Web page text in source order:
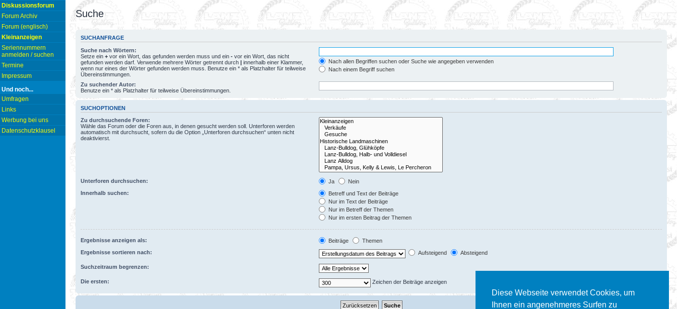
Diese Webseite verwendet Cookies, um
Ihnen ein angenehmeres Surfen zu
Diskussionsforum
Forum Archiv
Forum (englisch)
Kleinanzeigen
Seriennummern
anmelden / suchen
Termine
Impressum
Und noch...
Umfragen
Links
Werbung bei uns
Datenschutzklausel
Suche
SUCHANFRAGE
Suche nach Wörtern:
Setze ein + vor ein Wort, das gefunden werden muss und ein - vor ein Wort, das nicht
gefunden werden darf. Verwende mehrere Wörter getrennt durch | innerhalb einer Klammer,
wenn nur eines der Wörter gefunden werden muss. Benutze ein * als Platzhalter für teilweise
Übereinstimmungen.
Nach allen Begriffen suchen oder Suche wie angegeben verwenden
Nach einem Begriff suchen
Zu suchender Autor:
Benutze ein * als Platzhalter für teilweise Übereinstimmungen.
SUCHOPTIONEN
Zu durchsuchende Foren:
Wähle das Forum oder die Foren aus, in denen gesucht werden soll. Unterforen werden
automatisch mit durchsucht, sofern du die Option „Unterforen durchsuchen“ unten nicht
deaktivierst.
Unterforen durchsuchen: Ja
Nein
Innerhalb suchen:
Betreff und Text der Beiträge
Nur im Text der Beiträge
Nur im Betreff der Themen
Nur im ersten Beitrag der Themen
Ergebnisse anzeigen als: Beiträge
Themen
Ergebnisse sortieren nach:
Aufsteigend Absteigend
Suchzeitraum begrenzen:
Die ersten: Zeichen der Beiträge anzeigen